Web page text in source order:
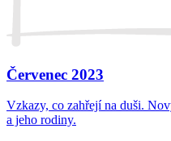
Červenec 2023
Vzkazy, co zahřejí na duši.
a jeho rodiny.